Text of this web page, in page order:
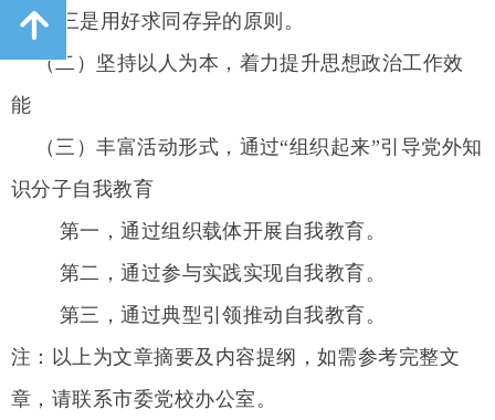
三是用好求同存异的原则。
（二）坚持以人为本，着力提升思想政治工作效
能
（三）丰富活动形式，通过“组织起来”引导党外知
识分子自我教育
第一，通过组织载体开展自我教育。
第二，通过参与实践实现自我教育。
第三，通过典型引领推动自我教育。
注：以上为文章摘要及内容提纲，如需参考完整文
章，请联系市委党校办公室。
녕